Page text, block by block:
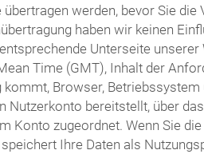
werden, bevor Sie
haben wir keinen
Unterseite
Time (GMT), Inhalt der
Browser, Betriebssystem
bereitstellt, über
Konto zugeordnet. Wenn Sie
Ihre Daten als